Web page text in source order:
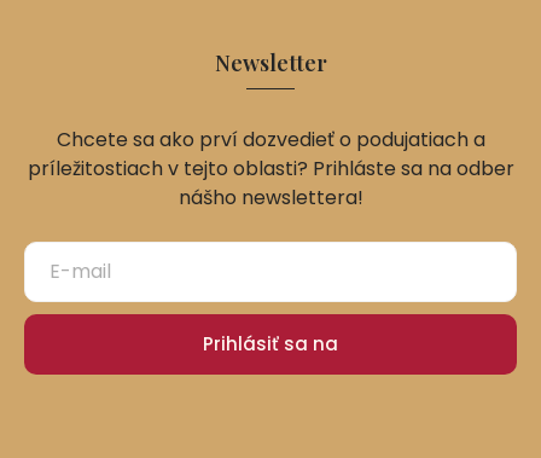
Newsletter
Chcete sa ako prví dozvedieť o podujatiach a
príležitostiach v tejto oblasti? Prihláste sa na odber
nášho newslettera!
Prihlásiť sa na